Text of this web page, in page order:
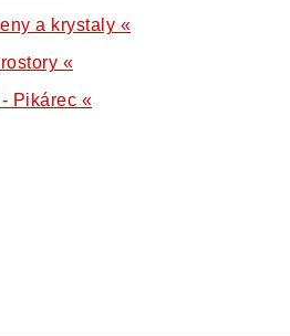
a krystaly «
«
Pikárec «